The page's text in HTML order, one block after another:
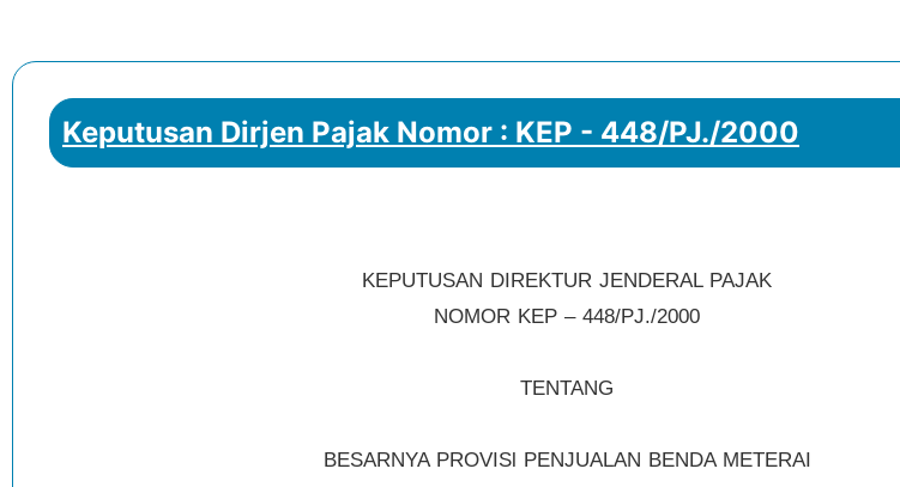
Keputusan Dirjen Pajak Nomor : KEP - 448/PJ./2000
KEPUTUSAN DIREKTUR JENDERAL PAJAK
NOMOR KEP – 448/PJ./2000
TENTANG
BESARNYA PROVISl PENJUALAN BENDA METERAI